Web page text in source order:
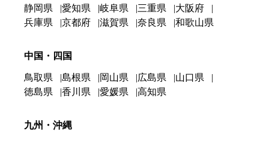
静岡県 愛知県 岐阜県 三重県
大阪府
兵庫県
京都府 滋賀県 奈良県 和歌山県
中国・四国
鳥取県 島根県 岡山県 広島県
山口県
徳島県
香川県 愛媛県 高知県
九州・沖縄